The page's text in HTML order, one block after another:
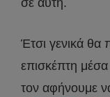
Έτσι γενικά θα
επισκέπτη
τον αφήνουμε